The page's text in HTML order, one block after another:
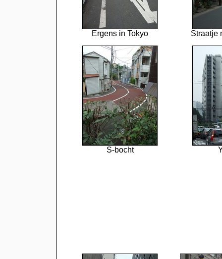
Ergens in Tokyo Straatje
S-bocht